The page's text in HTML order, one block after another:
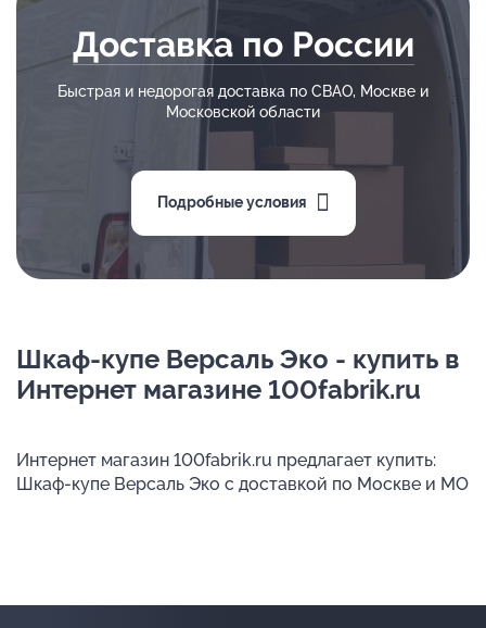
Доставка по России
Быстрая и недорогая доставка по СВАО, Москве и
Московской области
Подробные условия
Шкаф-купе Версаль Эко - купить в
Интернет магазине 100fabrik.ru
Интернет магазин 100fabrik.ru предлагает купить:
Шкаф-купе Версаль Эко с доставкой по Москве и МО